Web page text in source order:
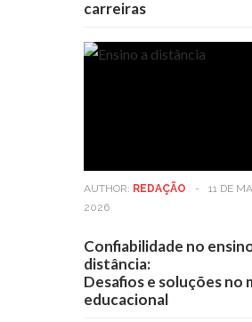
carreiras
AUTHOR: REDAÇÃO -
11 DE
2026
Confiabilidade no
distância:
Desafios e soluções no
educacional